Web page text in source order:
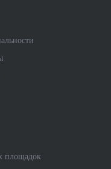
площадок